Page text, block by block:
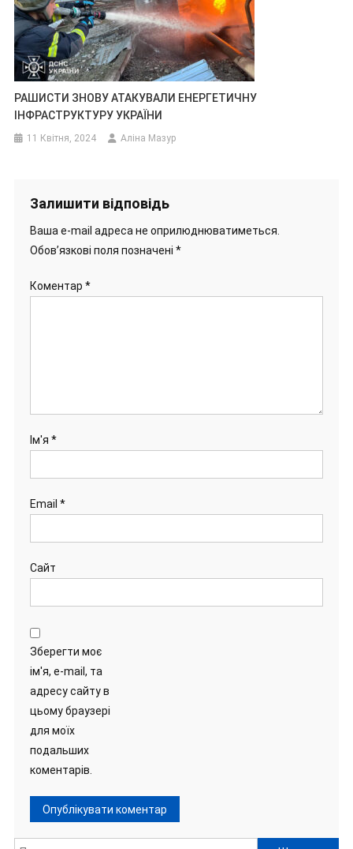
РАШИСТИ ЗНОВУ АТАКУВАЛИ ЕНЕРГЕТИЧНУ
ІНФРАСТРУКТУРУ УКРАЇНИ
11 Квітня, 2024 Аліна Мазур
Залишити відповідь
Ваша e-mail адреса не оприлюднюватиметься.
Обов’язкові поля позначені *
Коментар *
Ім'я *
Email *
Сайт
Зберегти моє
ім'я, e-mail, та
адресу сайту в
цьому браузері
для моїх
подальших
коментарів.